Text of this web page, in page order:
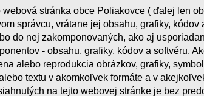
webová stránka obce Poliakovce ( ďalej len
správcu, vrátane jej obsahu, grafiky, kódov
do nej zakomponovaných, ako aj
- obsahu, grafiky, kódov a softvéru.
alebo reprodukcia obrázkov, grafiky,
textu v akomkoľvek formáte a v
na tejto webovej stránke je bez